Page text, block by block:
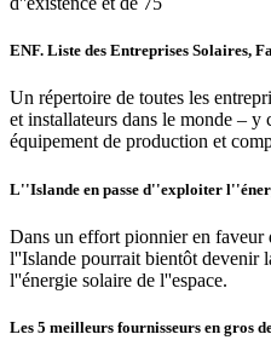
ENF. Liste des Entreprises Solaires,
Un répertoire de toutes les
et installateurs dans le monde – y
équipement de production et
L''Islande en passe d''exploiter
Dans un effort pionnier en faveur
l''Islande pourrait bientôt devenir
l''énergie solaire de l''espace.
Les 5 meilleurs fournisseurs en gros